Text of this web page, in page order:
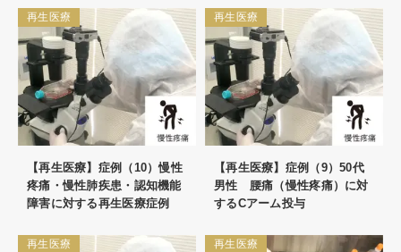
再生医療
【再生医療】症例（10）慢性
疼痛・慢性肺疾患・認知機能
障害に対する再生医療症例
再生医療
【再生医療】症例（9）50代
男性 腰痛（慢性疼痛）に対
するCアーム投与
再生医療 再生医療